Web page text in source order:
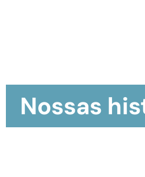
Nossas